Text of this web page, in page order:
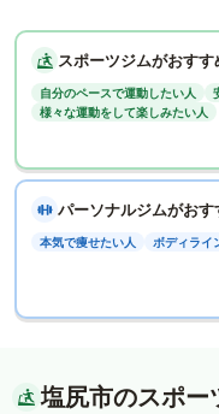
スポーツジムがおすす
自分のペースで運動したい人
様々な運動をして楽しみたい人
パーソナルジムがおす
本気で痩せたい人 ボディライ
塩尻市のスポー